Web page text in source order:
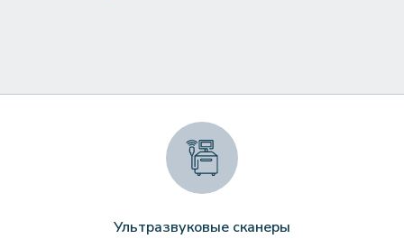
Ультразвуковые сканеры